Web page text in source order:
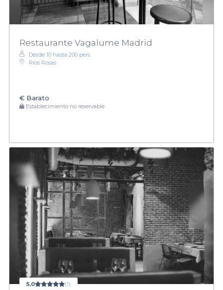
Restaurante Vagalume Madrid
Desde 10 hasta 200 pers.
Ríos Rosas
€ Barato
Establecimiento no reservable
5,0 (1)